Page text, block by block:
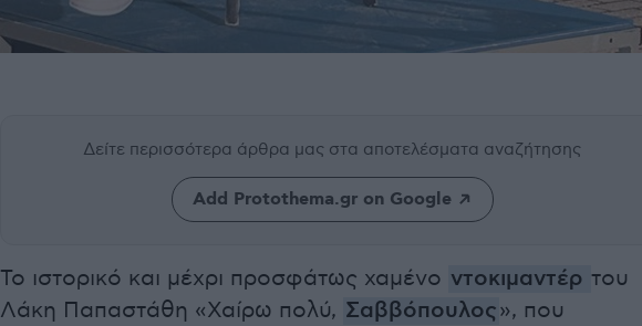
Δείτε περισσότερα άρθρα μας στα αποτελέσματα αναζήτησης
Add Protothema.gr on Google
Το ιστορικό και μέχρι προσφάτως χαμένο ντοκιμαντέρ του
Λάκη Παπαστάθη «Χαίρω πολύ, Σαββόπουλος», που